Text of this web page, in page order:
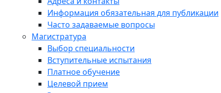
Информация обязательная для публикации
Часто задаваемые вопросы
Магистратура
Выбор специальности
Вступительные испытания
Платное обучение
Целевой прием